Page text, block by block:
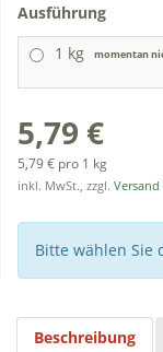
Ausführung
1 kg
momentan
5,79 €
5,79 € pro 1 kg
inkl. MwSt., zzgl. Versand
Bitte wählen Sie
Beschreibung